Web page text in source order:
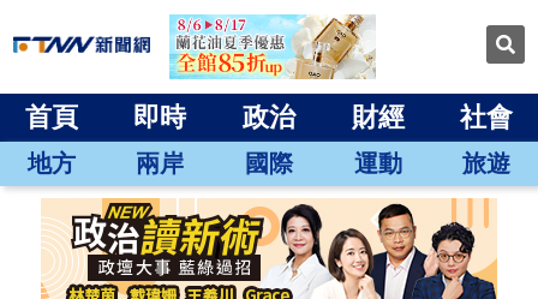
首頁 即時 政治 財經 社會
地方 兩岸 國際 運動 旅遊